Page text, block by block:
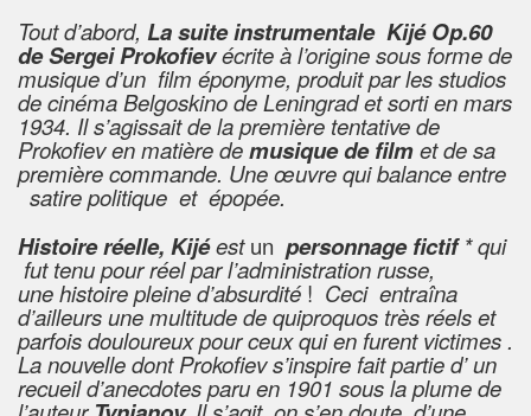
Tout d’abord, La suite instrumentale Kijé Op.60
de Sergei Prokofievécrite à l’origine sous forme de
musique d’un film éponyme, produit par les studios
de cinéma Belgoskino de Leningrad et sorti en mars
1934. Il s’agissait de la première tentative de
Prokofiev en matière demusique de filmet de sa
première commande. Une œuvre qui balance entre
satire politique et épopée.
Histoire réelle, Kijéestun personnage fictif* qui
fut tenu pour réel par l’administration russe,
unehistoire pleine d’absurdité ! Ceci entraîna
d’ailleurs une multitude de quiproquos très réels et
parfois douloureux pour ceux qui en furent victimes .
La nouvelle dont Prokofiev s’inspire fait partie d’un
recueil d’anecdotes paru en 1901 sous la plume de